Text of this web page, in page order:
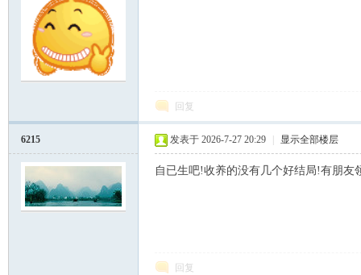
回复
6215 发表于 2026-7-27 20:29 显示全部楼层
自已生吧!收养的没有几个好结局!有朋
回复